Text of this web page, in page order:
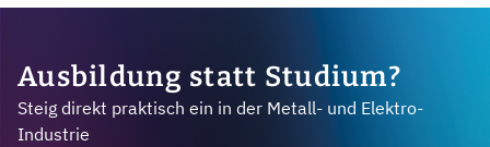
Ausbildung statt Studium?
Steig direkt praktisch ein in der Metall- und Elektro-
Industrie